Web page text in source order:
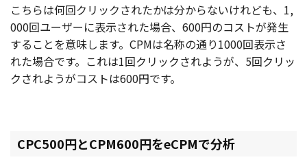
こちらは何回クリックされたかは分からないけれども、1,
000回ユーザーに表示された場合、600円のコストが発生
することを意味します。CPMは名称の通り1000回表示さ
れた場合です。これは1回クリックされようが、5回クリッ
クされようがコストは600円です。
CPC500円とCPM600円をeCPMで分析